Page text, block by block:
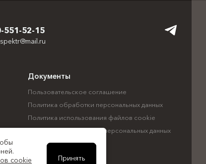
551-52-15
Документы
Пользовательское соглашение
Политика обработки персональных данных
Политика использования файлов cookie
Согласие на обработку персональных данных
Все документы
cookie Принять